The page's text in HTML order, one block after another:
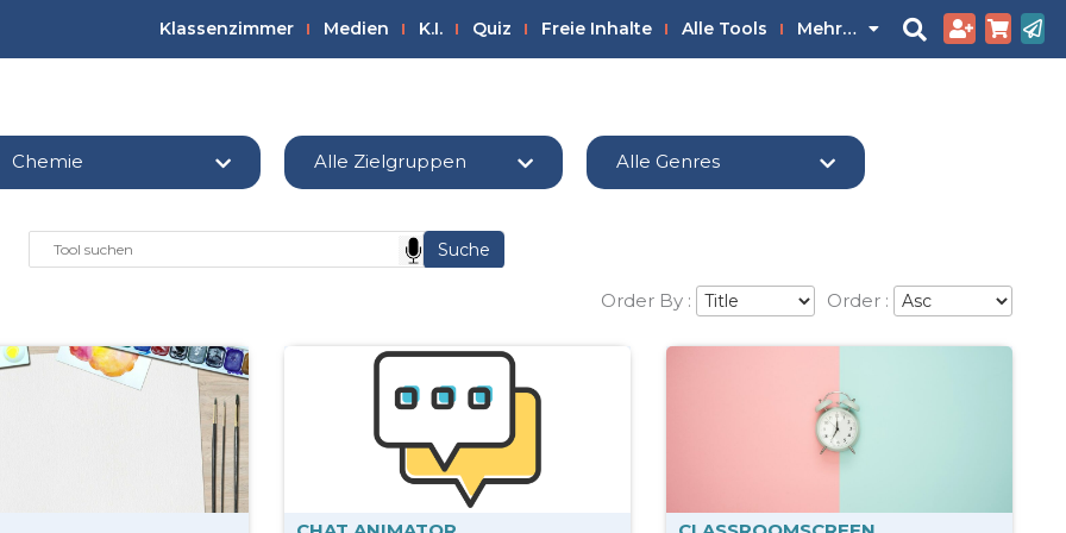
Klassenzimmer Medien K.I. Quiz Freie Inhalte Alle Tools Mehr…
Chemie Alle Zielgruppen Alle Genres
Order By : Order :